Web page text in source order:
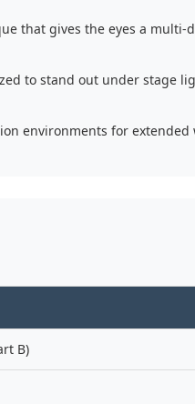
that gives the eyes a multi-
to stand out under stage
environments for extended
B)